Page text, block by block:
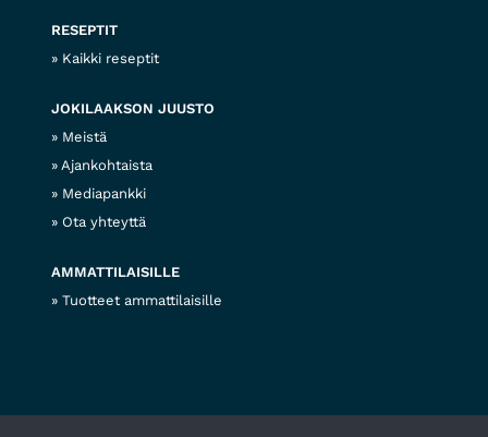
RESEPTIT
Kaikki reseptit
JOKILAAKSON JUUSTO
Meistä
Ajankohtaista
Mediapankki
Ota yhteyttä
AMMATTILAISILLE
Tuotteet ammattilaisille